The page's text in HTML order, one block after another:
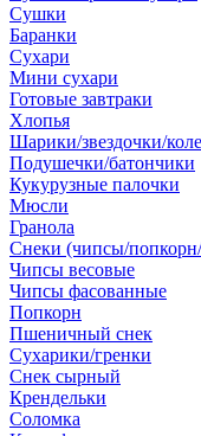
Сушки
Баранки
Сухари
Мини сухари
Готовые завтраки
Хлопья
Шарики/звездочки/
Подушечки/батончики
Кукурузные палочки
Мюсли
Гранола
Снеки (чипсы/
Чипсы весовые
Чипсы фасованные
Попкорн
Пшеничный снек
Сухарики/гренки
Снек сырный
Крендельки
Соломка